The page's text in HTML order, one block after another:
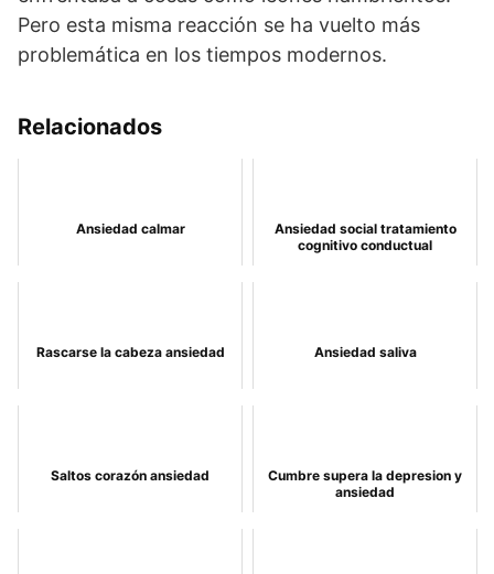
Pero esta misma reacción se ha vuelto más
problemática en los tiempos modernos.
Relacionados
Ansiedad calmar
Ansiedad social tratamiento
cognitivo conductual
Rascarse la cabeza ansiedad Ansiedad saliva
Saltos corazón ansiedad
Cumbre supera la depresion y
ansiedad